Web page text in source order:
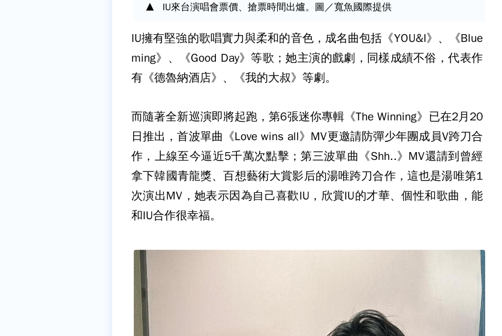
IU來台演唱會票價、搶票時間出爐。圖／寬魚國際提供
IU擁有堅強的歌唱實力與柔和的音色，成名曲包括《YOU&I》、《Blue
ming》、《Good Day》等歌；她主演的戲劇，同樣成績不俗，代表作
有《德魯納酒店》、《我的大叔》等劇。
而隨著全新巡演即將起跑，第6張迷你專輯《The Winning》已在2月20
日推出，首波單曲《Love wins all》MV更邀請防彈少年團成員V跨刀合
作，上線至今逼近5千萬次點擊；第三波單曲《Shh..》MV還請到曾經
拿下韓國青龍獎、百想藝術大賞影后的湯唯跨刀合作，這也是湯唯第1
次演出MV，她表示因為自己喜歡IU，欣賞IU的才華、個性和歌曲，能
和IU合作很幸福。